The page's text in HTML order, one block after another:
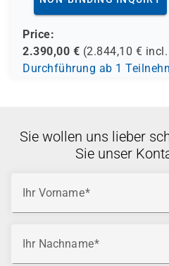
Price:
2.390,00 € (2.844,10 € incl.
Durchführung ab 1
Sie wollen uns lieber
Sie unser
Ihr Vorname
Ihr Nachname